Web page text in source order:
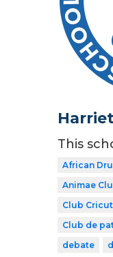
This
African
Animae
Club Cricut
Club de
debate